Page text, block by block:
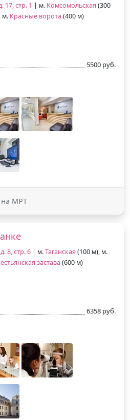
17, стр. 1 | м. Комсомольская (300
м. Красные ворота (400 м)
5500 руб.
на МРТ
8, стр. 6 | м.Таганская (100 м), м.
застава (600 м)
6358 руб.